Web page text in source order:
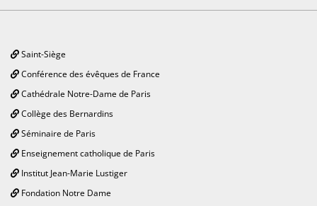
Saint-Siège
Conférence des évêques de France
Cathédrale Notre-Dame de Paris
Collège des Bernardins
Séminaire de Paris
Enseignement catholique de Paris
Institut Jean-Marie Lustiger
Fondation Notre Dame